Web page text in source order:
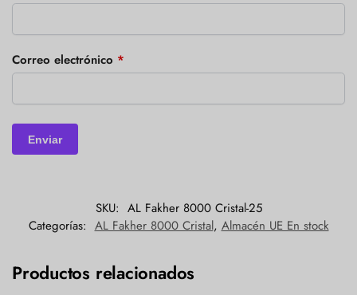
Correo electrónico *
SKU: AL Fakher 8000 Cristal-25
Categorías: AL Fakher 8000 Cristal, Almacén UE En stock
Productos relacionados